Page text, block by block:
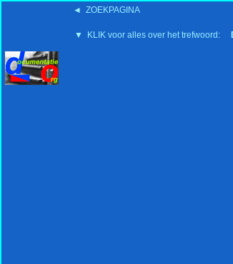
◄ ZOEKPAGINA
▼ KLIK voor alles over het trefwoord:
'15:19 19-2-2008